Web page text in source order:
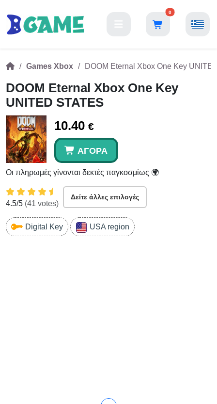
0
Games Xbox DOOM Eternal Xbox One Key
DOOM Eternal Xbox One Key
UNITED STATES
10.40 €
ΑΓΟΡΆ
Οι πληρωμές γίνονται δεκτές παγκοσμίως 🌍
4.5/5 (41 votes)
Δείτε άλλες επιλογές
Digital Key USA region